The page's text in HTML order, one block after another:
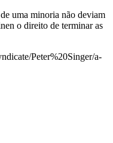
uma minoria não deviam
o direito de terminar as
Peter%20Singer/a-